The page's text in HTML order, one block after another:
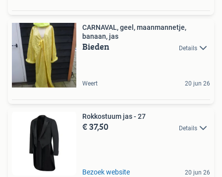
CARNAVAL, geel, maanmannetje,
banaan, jas
Bieden Details
Weert 20 jun 26
Rokkostuum jas - 27
€ 37,50 Details
Bezoek website 20 jun 26